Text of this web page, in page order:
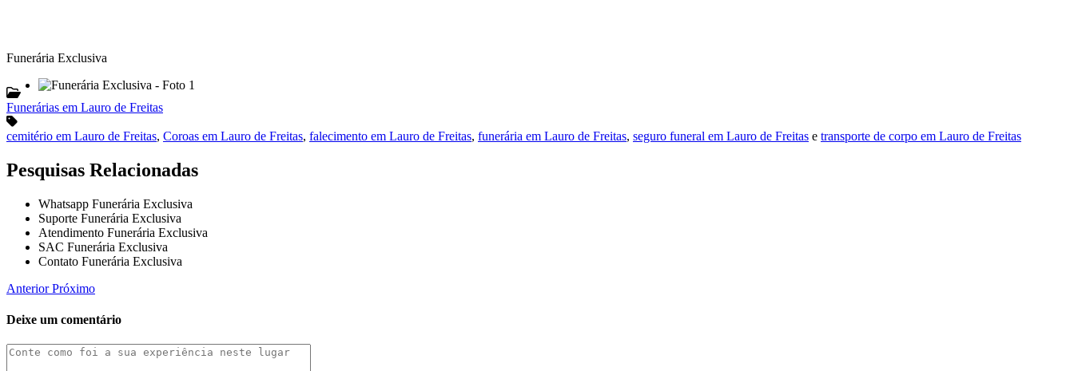
Funerária Exclusiva
Funerárias em Lauro de Freitas
cemitério em Lauro de Freitas, Coroas em Lauro de Freitas, falecimento em Lauro de Freitas, funerária em Lauro de Freitas, seguro funeral em Lauro de Freitas e transporte de corpo em Lauro de Freitas
Pesquisas Relacionadas
Whatsapp Funerária Exclusiva
Suporte Funerária Exclusiva
Atendimento Funerária Exclusiva
SAC Funerária Exclusiva
Contato Funerária Exclusiva
AnteriorPróximo
Deixe um comentário